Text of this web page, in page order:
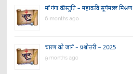
माँ गंगा की स्तुति – महाकवि सूर्यमल्ल मिश्रण
6 months ago
चारण को जानें – प्रश्नोत्तरी – 2025
9 months ago